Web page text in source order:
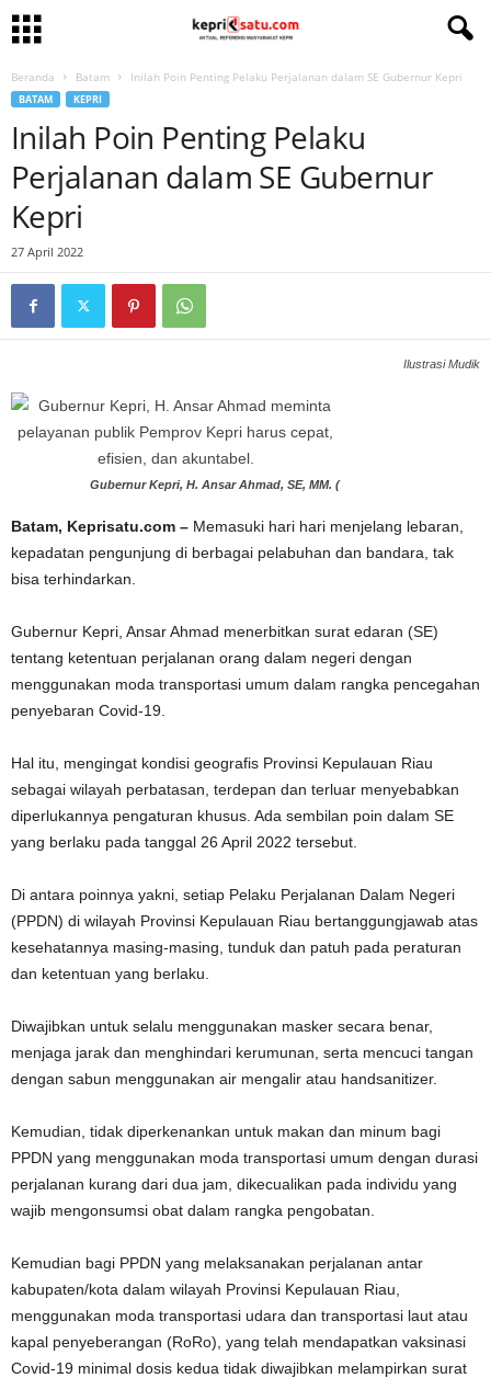
Beranda Batam Inilah Poin Penting Pelaku Perjalanan dalam SE Gubernur Kepri
BATAM KEPRI
Inilah Poin Penting Pelaku
Perjalanan dalam SE Gubernur
Kepri
27 April 2022
Ilustrasi Mudik
Gubernur Kepri, H. Ansar Ahmad, SE, MM. (
Batam, Keprisatu.com – Memasuki hari hari menjelang lebaran,
kepadatan pengunjung di berbagai pelabuhan dan bandara, tak
bisa terhindarkan.
Gubernur Kepri, Ansar Ahmad menerbitkan surat edaran (SE)
tentang ketentuan perjalanan orang dalam negeri dengan
menggunakan moda transportasi umum dalam rangka pencegahan
penyebaran Covid-19.
Hal itu, mengingat kondisi geografis Provinsi Kepulauan Riau
sebagai wilayah perbatasan, terdepan dan terluar menyebabkan
diperlukannya pengaturan khusus. Ada sembilan poin dalam SE
yang berlaku pada tanggal 26 April 2022 tersebut.
Di antara poinnya yakni, setiap Pelaku Perjalanan Dalam Negeri
(PPDN) di wilayah Provinsi Kepulauan Riau bertanggungjawab atas
kesehatannya masing-masing, tunduk dan patuh pada peraturan
dan ketentuan yang berlaku.
Diwajibkan untuk selalu menggunakan masker secara benar,
menjaga jarak dan menghindari kerumunan, serta mencuci tangan
dengan sabun menggunakan air mengalir atau handsanitizer.
Kemudian, tidak diperkenankan untuk makan dan minum bagi
PPDN yang menggunakan moda transportasi umum dengan durasi
perjalanan kurang dari dua jam, dikecualikan pada individu yang
wajib mengonsumsi obat dalam rangka pengobatan.
Kemudian bagi PPDN yang melaksanakan perjalanan antar
kabupaten/kota dalam wilayah Provinsi Kepulauan Riau,
menggunakan moda transportasi udara dan transportasi laut atau
kapal penyeberangan (RoRo), yang telah mendapatkan vaksinasi
Covid-19 minimal dosis kedua tidak diwajibkan melampirkan surat